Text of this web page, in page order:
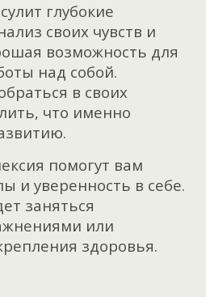
глубокие
своих чувств и
возможность для
над собой.
в своих
что именно
помогут вам
и уверенность в себе.
заняться
или
здоровья.